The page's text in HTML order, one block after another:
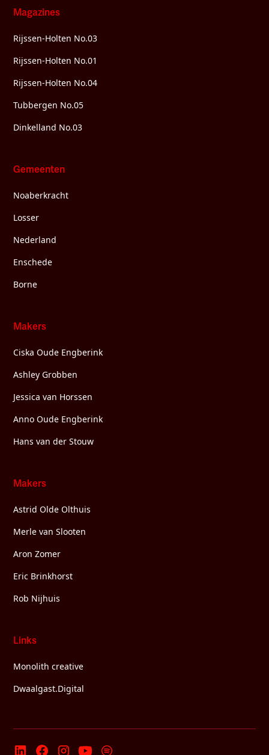
Magazines
Rijssen-Holten No.03
Rijssen-Holten No.01
Rijssen-Holten No.04
Tubbergen No.05
Dinkelland No.03
Gemeenten
Noaberkracht
Losser
Nederland
Enschede
Borne
Makers
Ciska Oude Engberink
Ashley Grobben
Jessica van Horssen
Anno Oude Engberink
Hans van der Stouw
Makers
Astrid Olde Olthuis
Merle van Slooten
Aron Zomer
Eric Brinkhorst
Rob Nijhuis
Links
Monolith creative
Dwaalgast.Digital